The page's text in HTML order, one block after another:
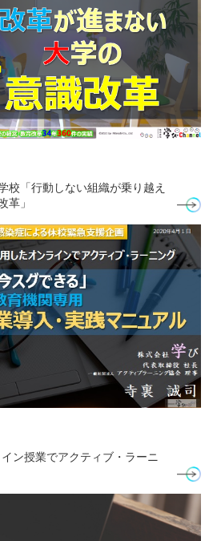
校「行動しない組織が乗り越え
革」
イン授業でアクティブ・ラーニ